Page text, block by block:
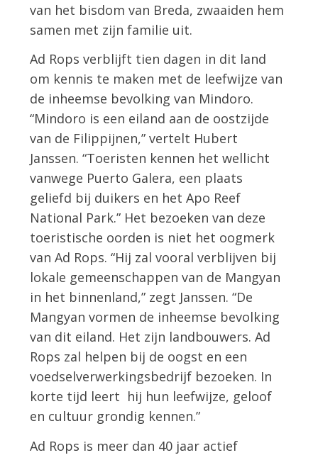
van het bisdom van Breda, zwaaiden hem
samen met zijn familie uit.
Ad Rops verblijft tien dagen in dit land
om kennis te maken met de leefwijze van
de inheemse bevolking van Mindoro.
“Mindoro is een eiland aan de oostzijde
van de Filippijnen,” vertelt Hubert
Janssen. “Toeristen kennen het wellicht
vanwege Puerto Galera, een plaats
geliefd bij duikers en het Apo Reef
National Park.” Het bezoeken van deze
toeristische oorden is niet het oogmerk
van Ad Rops. “Hij zal vooral verblijven bij
lokale gemeenschappen van de Mangyan
in het binnenland,” zegt Janssen. “De
Mangyan vormen de inheemse bevolking
van dit eiland. Het zijn landbouwers. Ad
Rops zal helpen bij de oogst en een
voedselverwerkingsbedrijf bezoeken. In
korte tijd leert hij hun leefwijze, geloof
en cultuur grondig kennen.”
Ad Rops is meer dan 40 jaar actief